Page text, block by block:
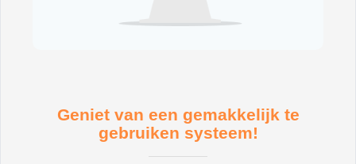
Geniet van een gemakkelijk te
gebruiken systeem!